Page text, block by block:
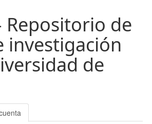
Repositorio de
investigación
de